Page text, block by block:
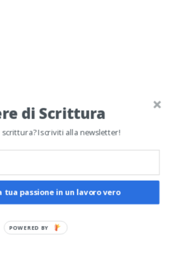
di Scrittura
scrittura? Iscriviti alla newsletter!
tua passione in un lavoro vero
POWERED BY